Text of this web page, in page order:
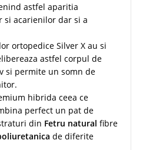
astfel aparitia
si acarienilor dar si a
ortopedice Silver X au si
astfel corpul de
si permite un somn de
hibrida ceea ce
perfect un pat de
din Fetru natural fibre
de diferite